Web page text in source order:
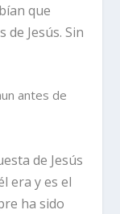
que
Jesús. Sin
antes de
de Jesús
era y es el
ha sido